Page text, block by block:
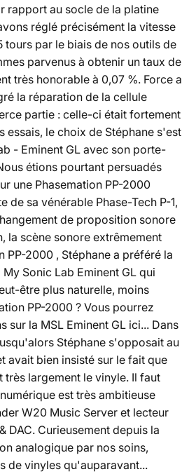
rapport au socle de la platine
réglé précisément la vitesse
par le biais de nos outils de
parvenus à obtenir un taux de
très honorable à 0,07 %. Force a
la réparation de la cellule
partie : celle-ci était fortement
essais, le choix de Stéphane s'est
- Eminent GL avec son porte-
étions pourtant persuadés
une Phasemation PP-2000
de sa vénérable Phase-Tech P-1,
de proposition sonore
la scène sonore extrêmement
PP-2000 , Stéphane a préféré la
My Sonic Lab Eminent GL qui
être plus naturelle, moins
PP-2000 ? Vous pourrez
sur la MSL Eminent GL ici... Dans
Stéphane s'opposait au
avait bien insisté sur le fait que
largement le vinyle. Il faut
est très ambitieuse
W20 Music Server et lecteur
DAC. Curieusement depuis la
analogique par nos soins,
de vinyles qu'auparavant...